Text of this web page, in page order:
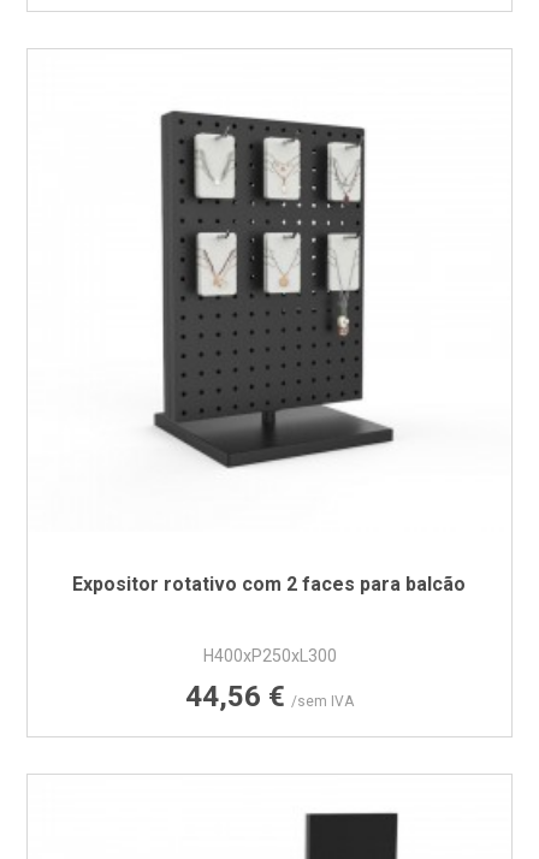
Expositor rotativo com 2 faces para balcão
H400xP250xL300
Preço
44,56 € /sem IVA